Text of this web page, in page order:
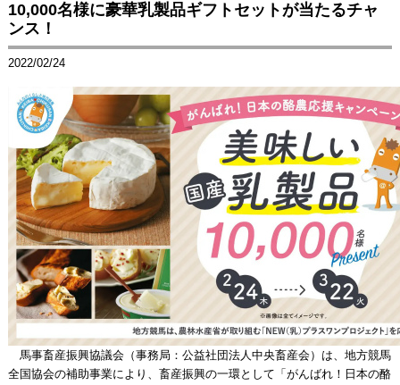
10,000名様に豪華乳製品ギフトセットが当たるチャ
ンス！
2022/02/24
馬事畜産振興協議会（事務局：公益社団法人中央畜産会）は、地方競馬
全国協会の補助事業により、畜産振興の一環として「がんばれ！日本の酪